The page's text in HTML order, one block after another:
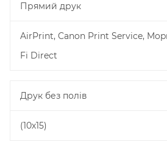
Прямий друк
AirPrint, Canon Print Service,
Fi Direct
Друк без полів
(10х15)